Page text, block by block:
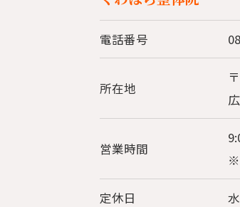
電話番号
所在地
営業時間
※
定休日